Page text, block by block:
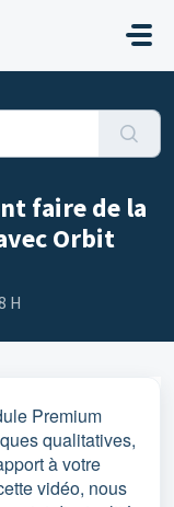
faire de la
Orbit
H
Premium
qualitatives,
à votre
vidéo, nous